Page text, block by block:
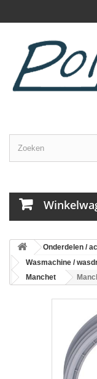
Onderdelen /
Wasmachine /
Manchet